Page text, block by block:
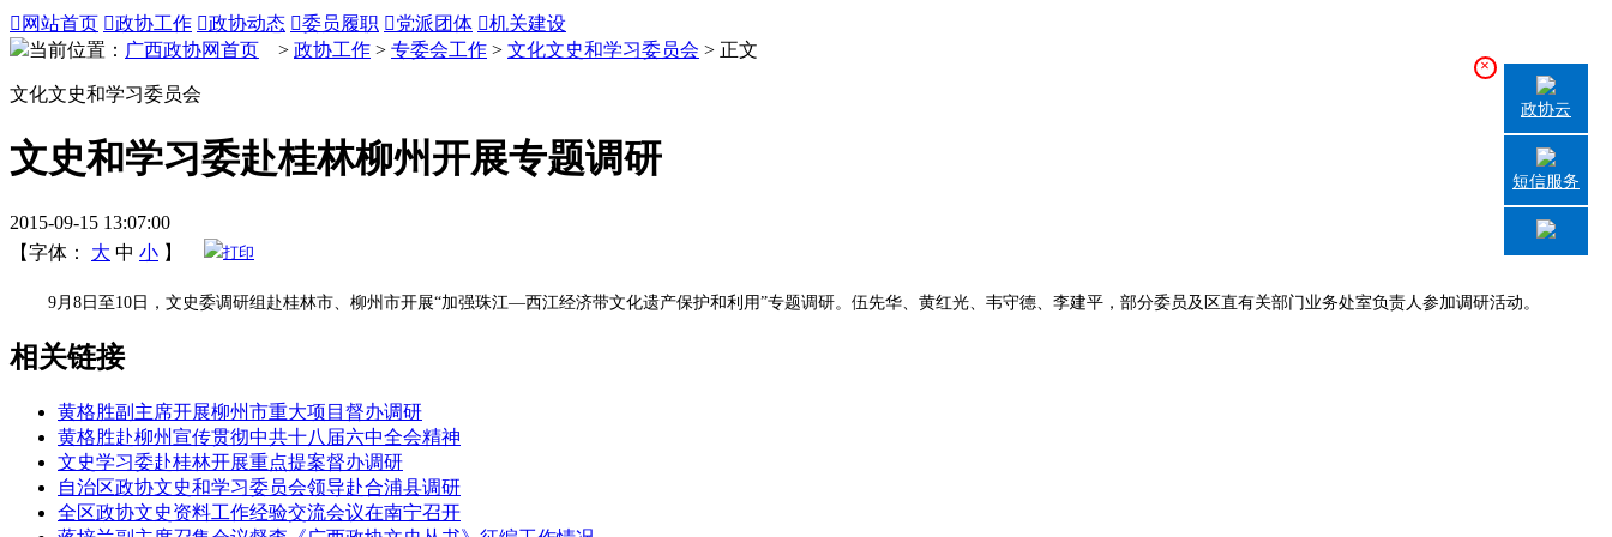
 网站首页 政协工作 政协动态 委员履职 党派团体 机关建设
当前位置： 广西政协网首页 > 政协工作 > 专委会工作 > 文化文史和学习委员会 > 正文
文化文史和学习委员会
文史和学习委赴桂林柳州开展专题调研
2015-09-15 13:07:00
【字体：
大 中 小 】 打印
9月8日至10日，文史委调研组赴桂林市、柳州市开展“加强珠江—西江经济带文化遗产保护和利用”专题调研。伍先华、黄红光、韦守德、李建平，部分委员及区直有关部门业务处室负责人参加调研活动。
相关链接
黄格胜副主席开展柳州市重大项目督办调研
黄格胜赴柳州宣传贯彻中共十八届六中全会精神
文史学习委赴桂林开展重点提案督办调研
自治区政协文史和学习委员会领导赴合浦县调研
全区政协文史资料工作经验交流会议在南宁召开
×
政协云
短信服务